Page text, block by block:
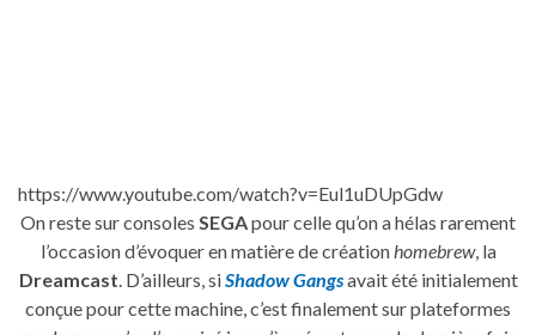
https://www.youtube.com/watch?v=Eul1uDUpGdw
On reste sur consoles SEGApour celle qu’on a hélas rarement
l’occasion d’évoquer en matière de créationhomebrew, la
Dreamcast. D’ailleurs, siShadow Gangsavait été initialement
conçue pour cette machine, c’est finalement sur plateformes